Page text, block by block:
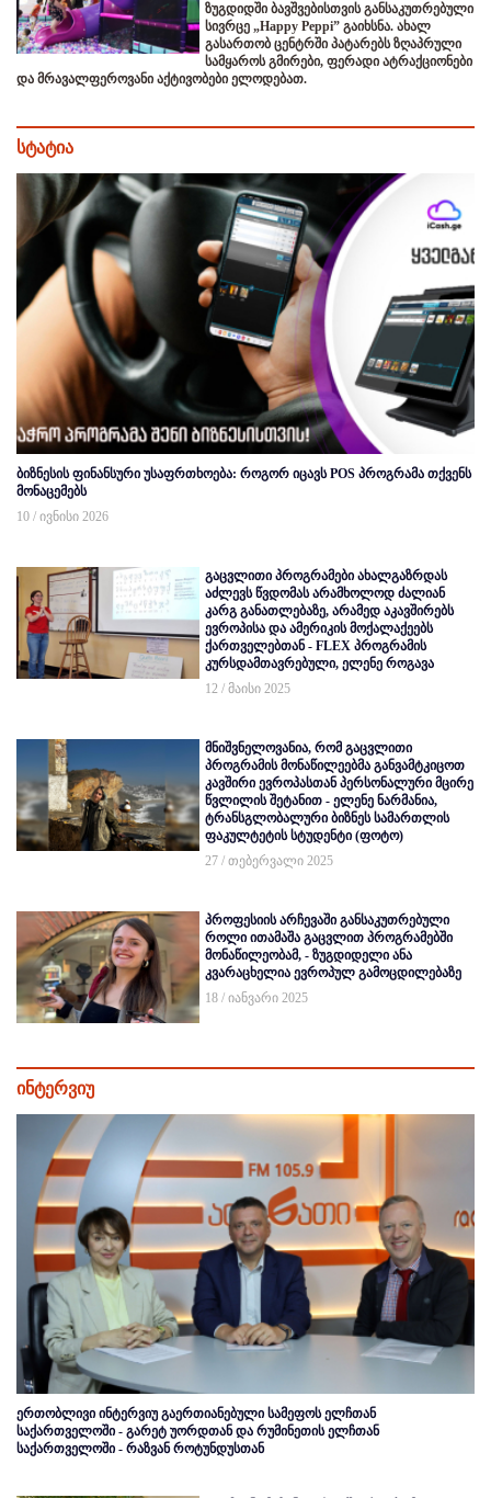
ზუგდიდში ბავშვებისთვის განსაკუთრებული
სივრცე „Happy Peppi” გაიხსნა. ახალ
გასართობ ცენტრში პატარებს ზღაპრული
სამყაროს გმირები, ფერადი ატრაქციონები
და მრავალფეროვანი აქტივობები ელოდებათ.
სტატია
ბიზნესის ფინანსური უსაფრთხოება: როგორ იცავს POS პროგრამა თქვენს
მონაცემებს
10 / ივნისი 2026
გაცვლითი პროგრამები ახალგაზრდას
აძლევს წვდომას არამხოლოდ ძალიან
კარგ განათლებაზე, არამედ აკავშირებს
ევროპისა და ამერიკის მოქალაქეებს
ქართველებთან - FLEX პროგრამის
კურსდამთავრებული, ელენე როგავა
12 / მაისი 2025
მნიშვნელოვანია, რომ გაცვლითი
პროგრამის მონაწილეებმა განვამტკიცოთ
კავშირი ევროპასთან პერსონალური მცირე
წვლილის შეტანით - ელენე ნარმანია,
ტრანსგლობალური ბიზნეს სამართლის
ფაკულტეტის სტუდენტი (ფოტო)
27 / თებერვალი 2025
პროფესიის არჩევაში განსაკუთრებული
როლი ითამაშა გაცვლით პროგრამებში
მონაწილეობამ, - ზუგდიდელი ანა
კვარაცხელია ევროპულ გამოცდილებაზე
18 / იანვარი 2025
ინტერვიუ
ერთობლივი ინტერვიუ გაერთიანებული სამეფოს ელჩთან
საქართველოში - გარეტ უორდთან და რუმინეთის ელჩთან
საქართველოში - რაზვან როტუნდუსთან